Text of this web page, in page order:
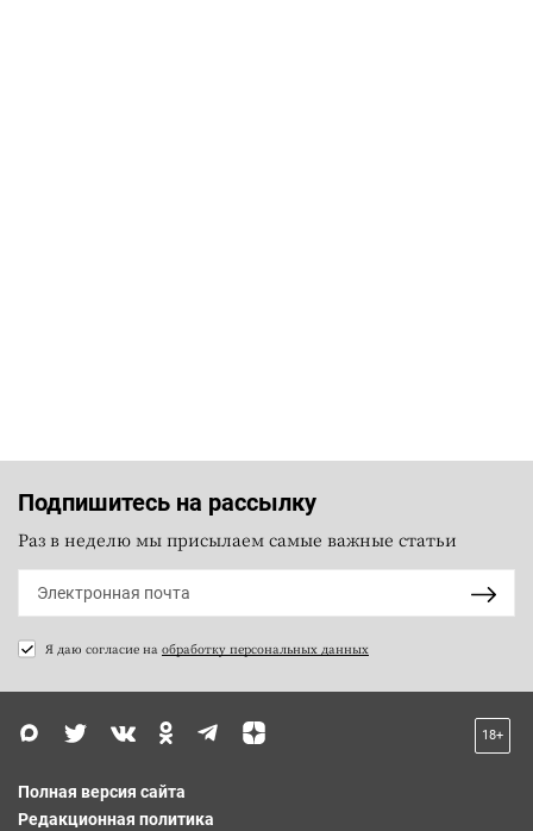
Подпишитесь на рассылку
Раз в неделю мы присылаем самые важные статьи
Я даю согласие на обработку персональных данных
18+
Полная версия сайта
Редакционная политика